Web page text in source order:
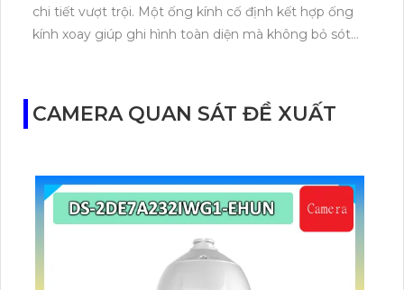
chi tiết vượt trội. Một ống kính cố định kết hợp ống
kính xoay giúp ghi hình toàn diện mà không bỏ sót
CAMERA QUAN SÁT ĐỀ XUẤT